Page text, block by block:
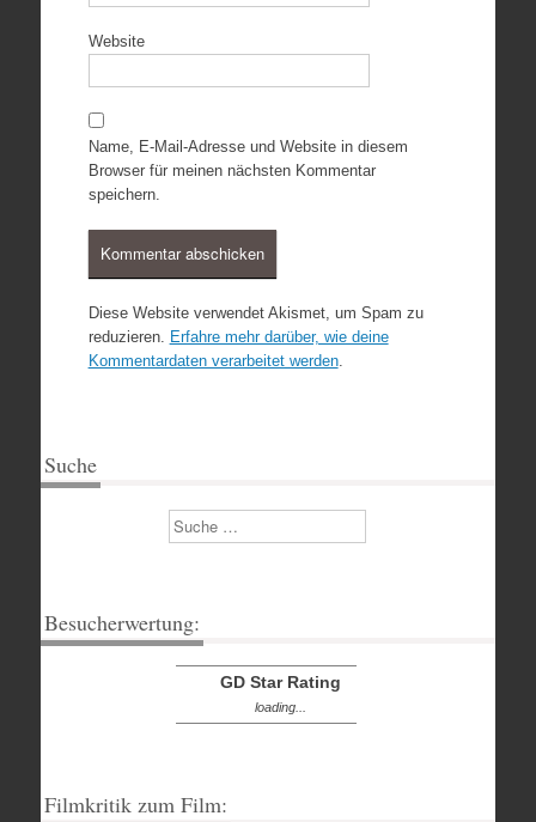
Website
Name, E-Mail-Adresse und Website in diesem
Browser für meinen nächsten Kommentar
speichern.
Diese Website verwendet Akismet, um Spam zu
reduzieren. Erfahre mehr darüber, wie deine
Kommentardaten verarbeitet werden.
Suche
Suchen
Besucherwertung:
GD Star Rating
loading...
Filmkritik zum Film: